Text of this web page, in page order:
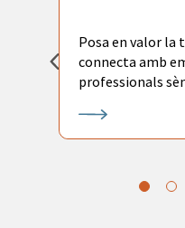
Posa en valor la
connecta amb
professionals